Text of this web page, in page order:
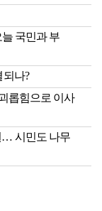
국민과 부
되나?
롭힘으로 이사
… 시민도 나무